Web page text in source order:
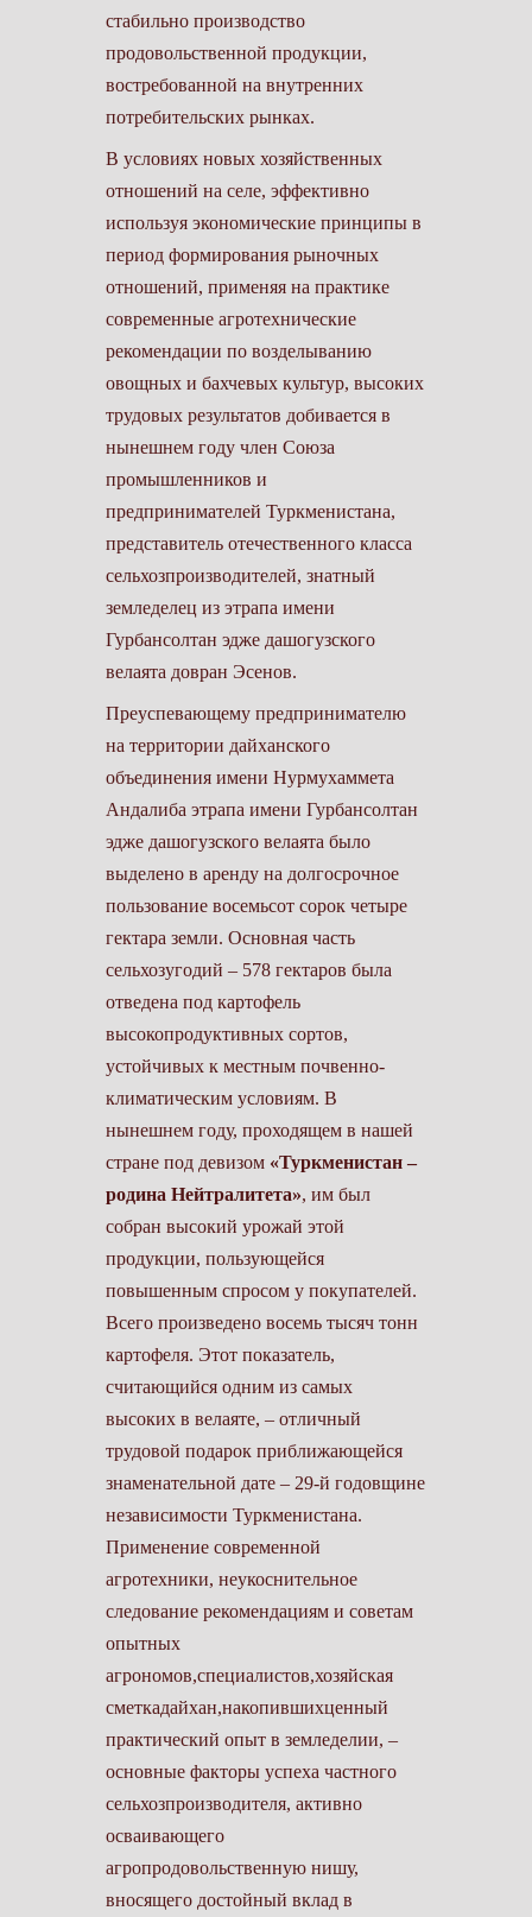
стабильно производство
продовольственной продукции,
востребованной на внутренних
потребительских рынках.
В условиях новых хозяйственных
отношений на селе, эффективно
используя экономические принципы в
период формирования рыночных
отношений, применяя на практике
современные агротехнические
рекомендации по возделыванию
овощных и бахчевых культур, высоких
трудовых результатов добивается в
нынешнем году член Союза
промышленников и
предпринимателей Туркменистана,
представитель отечественного класса
сельхозпроизводителей, знатный
земледелец из этрапа имени
Гурбансолтан эдже дашогузского
велаята довран Эсенов.
Преуспевающему предпринимателю
на территории дайханского
объединения имени Нурмухаммета
Андалиба этрапа имени Гурбансолтан
эдже дашогузского велаята было
выделено в аренду на долгосрочное
пользование восемьсот сорок четыре
гектара земли. Основная часть
сельхозугодий – 578 гектаров была
отведена под картофель
высокопродуктивных сортов,
устойчивых к местным почвенно-
климатическим условиям. В
нынешнем году, проходящем в нашей
стране под девизом «Туркменистан –
родина Нейтралитета», им был
собран высокий урожай этой
продукции, пользующейся
повышенным спросом у покупателей.
Всего произведено восемь тысяч тонн
картофеля. Этот показатель,
считающийся одним из самых
высоких в велаяте, – отличный
трудовой подарок приближающейся
знаменательной дате – 29-й годовщине
независимости Туркменистана.
Применение современной
агротехники, неукоснительное
следование рекомендациям и советам
опытных
агрономов,специалистов,хозяйская
сметкадайхан,накопившихценный
практический опыт в земледелии, –
основные факторы успеха частного
сельхозпроизводителя, активно
осваивающего
агропродовольственную нишу,
вносящего достойный вклад в